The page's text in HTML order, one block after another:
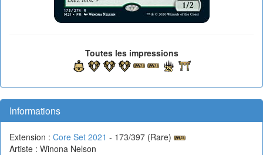
Toutes les impressions
Informations
Extension : Core Set 2021 - 173/397 (Rare)
Artiste : Winona Nelson